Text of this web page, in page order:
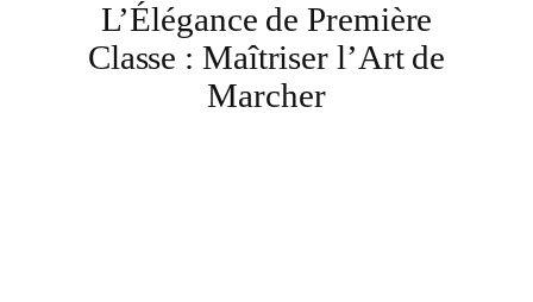
L’Élégance de Première
Classe : Maîtriser l’Art de
Marcher